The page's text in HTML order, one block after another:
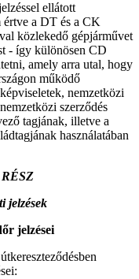
ellátott
értve a DT és a CK
közlekedő gépjárművet
- így különösen CD
amely arra utal, hogy
működő
nemzetközi
szerződés
tagjának, illetve a
használatában
jelzések
jelzései